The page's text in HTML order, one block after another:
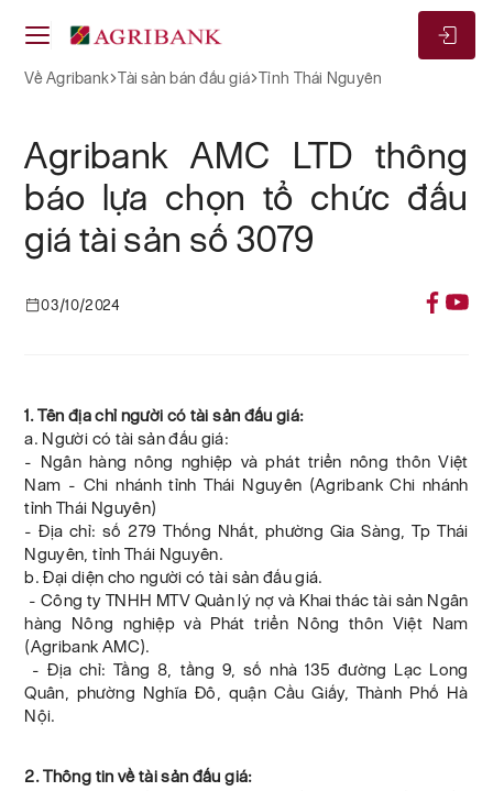
Về Agribank Tài sản bán đấu giá Tỉnh Thái Nguyên
Agribank AMC LTD thông
báo lựa chọn tổ chức đấu
giá tài sản số 3079
03/10/2024
1. Tên địa chỉ người có tài sản đấu giá:
a. Người có tài sản đấu giá:
- Ngân hàng nông nghiệp và phát triển nông thôn Việt
Nam - Chi nhánh tỉnh Thái Nguyên (Agribank Chi nhánh
tỉnh Thái Nguyên)
- Địa chỉ: số 279 Thống Nhất, phường Gia Sàng, Tp Thái
Nguyên, tỉnh Thái Nguyên.
b. Đại diện cho người có tài sản đấu giá.
- Công ty TNHH MTV Quản lý nợ và Khai thác tài sản Ngân
hàng Nông nghiệp và Phát triển Nông thôn Việt Nam
(Agribank AMC).
- Địa chỉ: Tầng 8, tầng 9, số nhà 135 đường Lạc Long
Quân, phường Nghĩa Đô, quận Cầu Giấy, Thành Phố Hà
Nội.
2. Thông tin về tài sản đấu giá: